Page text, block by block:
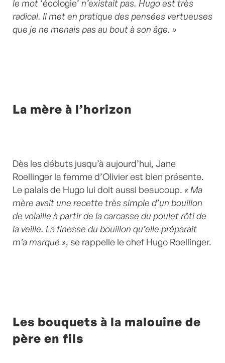
le mot ‘écologie’ n’existait pas. Hugo est très
radical. Il met en pratique des pensées vertueuses
que je ne menais pas au bout à son âge. »
La mère à l’horizon
Dès les débuts jusqu’à aujourd’hui, Jane
Roellinger la femme d’Olivier est bien présente.
Le palais de Hugo lui doit aussi beaucoup. « Ma
mère avait une recette très simple d’un bouillon
de volaille à partir de la carcasse du poulet rôti de
la veille. La finesse du bouillon qu’elle préparait
m’a marqué », se rappelle le chef Hugo Roellinger.
Les bouquets à la malouine de
père en fils